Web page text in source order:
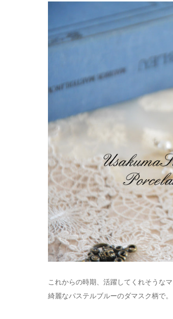
これからの時期、活躍してくれそうなマ
綺麗なパステルブルーのダマスク柄で。